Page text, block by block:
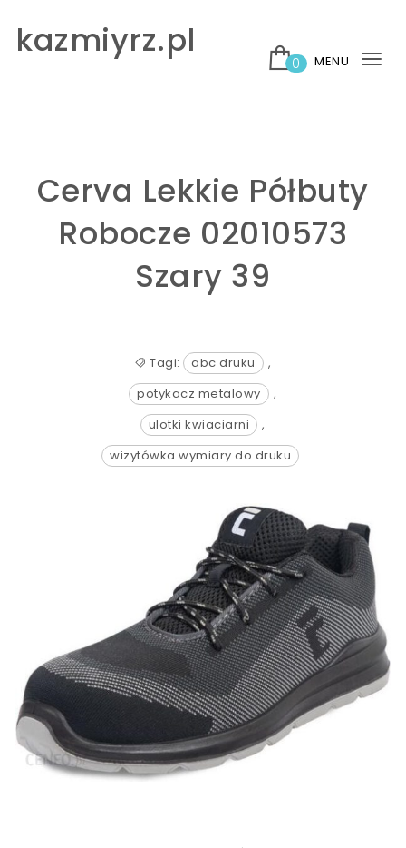
kazmiyrz.pl
0 MENU
Cerva Lekkie Półbuty
Robocze 02010573
Szary 39
Tagi: abc druku
,
potykacz metalowy
,
ulotki kwiaciarni
,
wizytówka wymiary do druku